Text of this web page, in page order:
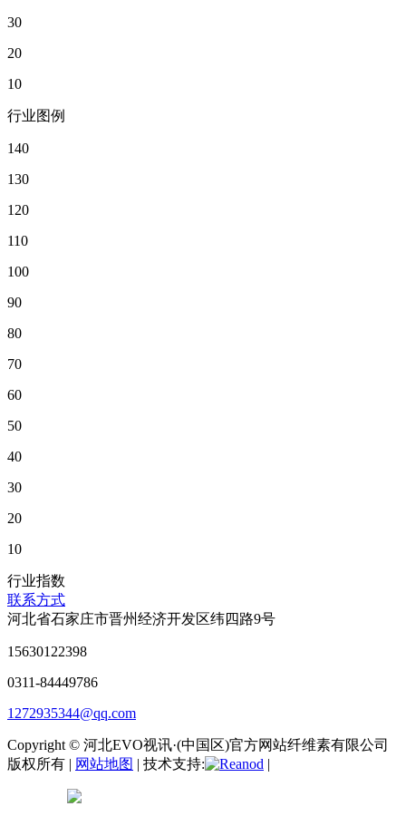
30
20
10
行业图例
140
130
120
110
100
90
80
70
60
50
40
30
20
10
行业指数
联系方式
河北省石家庄市晋州经济开发区纬四路9号
15630122398
0311-84449786
1272935344@qq.com
Copyright © 河北EVO视讯·(中国区)官方网站纤维素有限公司
版权所有 | 网站地图 | 技术支持: |